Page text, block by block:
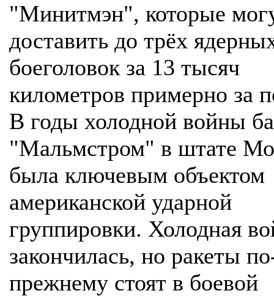
"Минитмэн", которые
доставить до трёх
боеголовок за 13 тысяч
километров примерно за
В годы холодной войны
"Мальмстром" в штате
была ключевым объектом
американской ударной
группировки. Холодная
закончилась, но ракеты
прежнему стоят в боевой